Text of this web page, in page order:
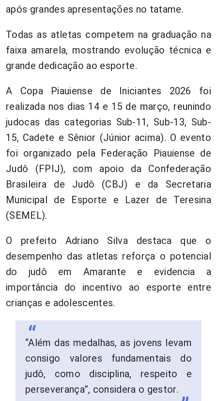
após grandes apresentações no tatame.
Todas as atletas competem na graduação na
faixa amarela, mostrando evolução técnica e
grande dedicação ao esporte.
A Copa Piauiense de Iniciantes 2026 foi
realizada nos dias 14 e 15 de março, reunindo
judocas das categorias Sub-11, Sub-13, Sub-
15, Cadete e Sênior (Júnior acima). O evento
foi organizado pela Federação Piauiense de
Judô (FPIJ), com apoio da Confederação
Brasileira de Judô (CBJ) e da Secretaria
Municipal de Esporte e Lazer de Teresina
(SEMEL).
O prefeito Adriano Silva destaca que o
desempenho das atletas reforça o potencial
do judô em Amarante e evidencia a
importância do incentivo ao esporte entre
crianças e adolescentes.
“Além das medalhas, as jovens levam
consigo valores fundamentais do
judô, como disciplina, respeito e
perseverança”, considera o gestor.